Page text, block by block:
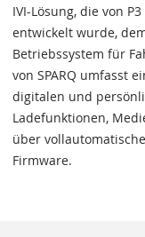
IVI-Lösung, die von
entwickelt wurde,
Betriebssystem für
von SPARQ umfasst
digitalen und
Ladefunktionen,
über
Firmware.